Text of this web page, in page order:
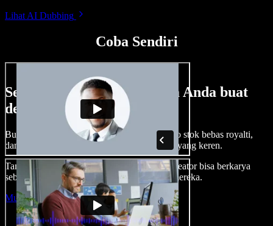
Lihat AI Dubbing
Coba Sendiri
Sedikit contoh hal yang bisa Anda buat
dengan Speechify Studio.
Buat voice over, tambah gambar, audio, video stok bebas royalti,
dan kloning suara untuk proyek audio-video yang keren.
Tanpa kurva belajar, semua dari browser—kreator bisa berkarya
sebebas mungkin dan wujudkan ide kreatif mereka.
Mulai Studio